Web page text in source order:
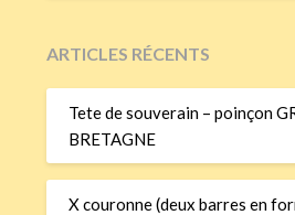
ARTICLES RÉCENTS
Tete de souverain – poinçon
BRETAGNE
X couronne (deux barres en